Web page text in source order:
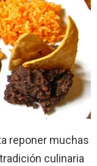
reponer muchas
culinaria